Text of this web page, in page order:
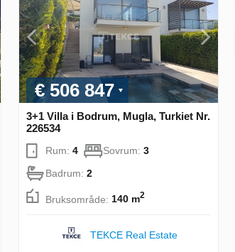
€ 506 847
3+1 Villa i Bodrum, Mugla, Turkiet Nr.
226534
Rum: 4 Sovrum: 3
Badrum: 2
Bruksområde: 140 m2
TEKCE Real Estate